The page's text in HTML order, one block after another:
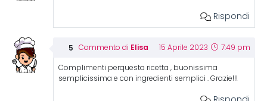
Rispondi
Commento di Elisa 15 Aprile 2023 7:49 pm
Complimenti perquesta ricetta , buonissima
semplicissima e con ingredienti semplici . Grazie!!!